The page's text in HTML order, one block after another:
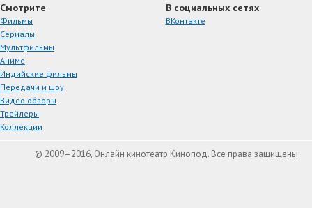
Смотрите
Фильмы
Сериалы
Мультфильмы
Аниме
Индийские фильмы
Передачи и шоу
Видео обзоры
Трейлеры
Коллекции
В социальных сетях
ВКонтакте
© 2009–2016, Онлайн кинотеатр Кинопод. Все права защищены